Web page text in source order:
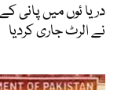
دریا ئوں میں پانی
نے الرٹ جاری کردیا